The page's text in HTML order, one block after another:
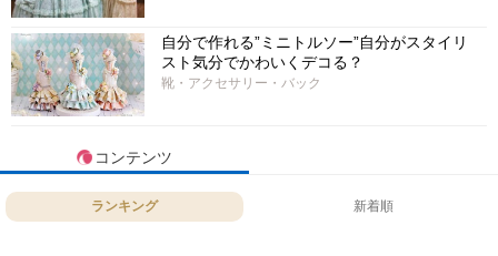
自分で作れる”ミニトルソー”自分がスタイリ
スト気分でかわいくデコる？
靴・アクセサリー・バック
コンテンツ
ランキング 新着順